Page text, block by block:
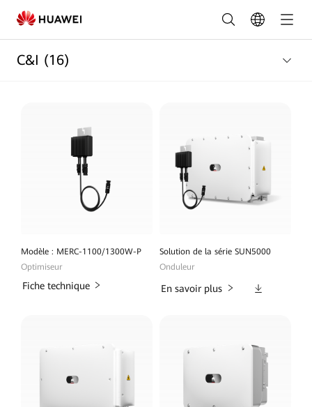
Gamme
C&I
C&I (16)
Modèle : MERC-1100/1300W-P
Optimiseur
Fiche technique
Solution de la série SUN5000
Onduleur
En savoir plus